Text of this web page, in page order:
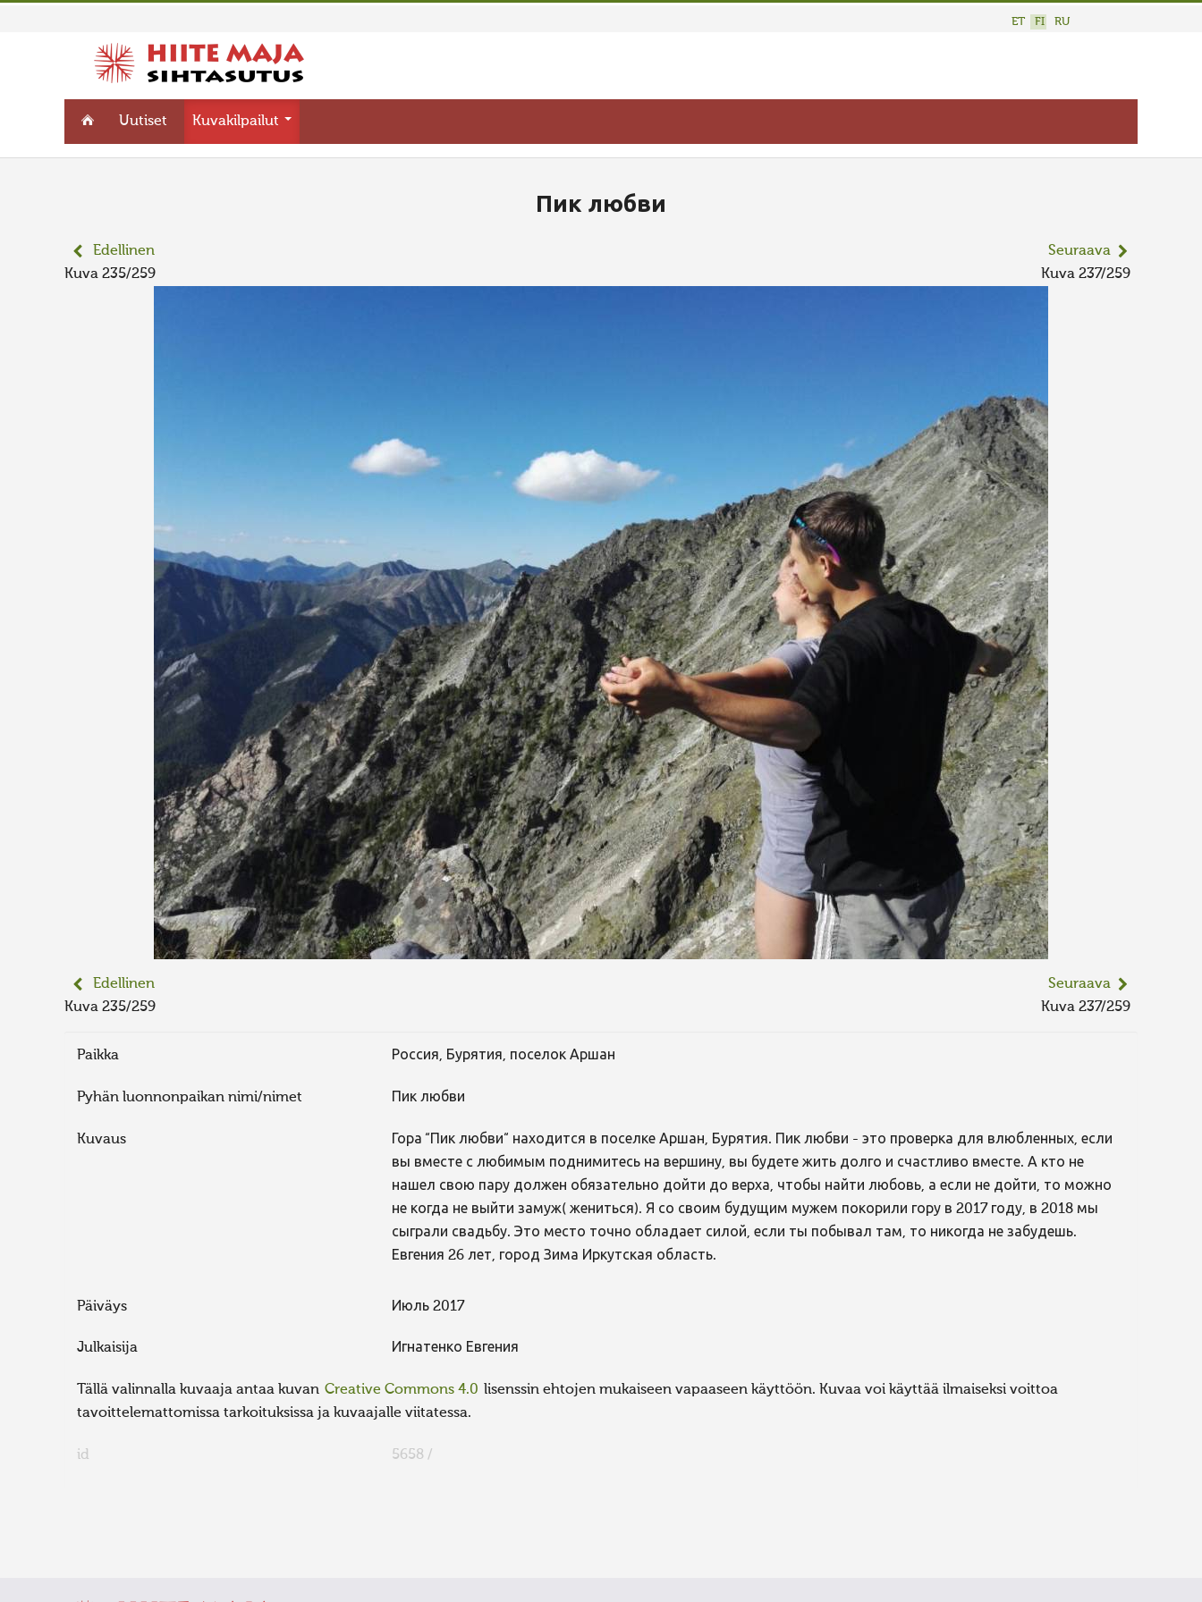
ET FI RU
Uutiset Kuvakilpailut
Пик любви
Edellinen
Kuva 235/259
Seuraava
Kuva 237/259
Edellinen
Kuva 235/259
Seuraava
Kuva 237/259
Paikka Россия, Бурятия, поселок Аршан
Pyhän luonnonpaikan nimi/nimet Пик любви
Kuvaus
Гора “Пик любви“ находится в поселке Аршан, Бурятия. Пик любви - это проверка для влюбленных, если
вы вместе с любимым поднимитесь на вершину, вы будете жить долго и счастливо вместе. А кто не
нашел свою пару должен обязательно дойти до верха, чтобы найти любовь, а если не дойти, то можно
не когда не выйти замуж( жениться). Я со своим будущим мужем покорили гору в 2017 году, в 2018 мы
сыграли свадьбу. Это место точно обладает силой, если ты побывал там, то никогда не забудешь.
Евгения 26 лет, город Зима Иркутская область.
Päiväys Июль 2017
Julkaisija Игнатенко Евгения
Tällä valinnalla kuvaaja antaa kuvan Creative Commons 4.0 lisenssin ehtojen mukaiseen vapaaseen käyttöön. Kuvaa voi käyttää ilmaiseksi voittoa
tavoittelemattomissa tarkoituksissa ja kuvaajalle viitatessa.
id 5658 /